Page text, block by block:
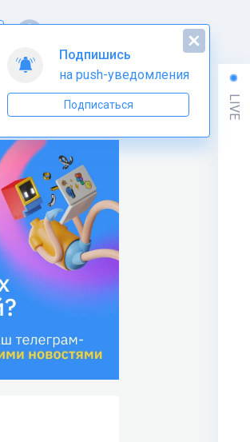
нас в Telegram LIVE
Подпишись
на push-уведомления
Подписаться